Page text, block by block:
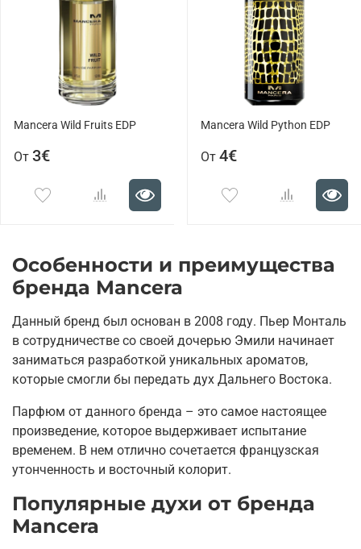
Mancera Wild Fruits EDP
От 3€
Mancera Wild Python EDP
От 4€
Особенности и преимущества
бренда Mancera
Данный бренд был основан в 2008 году. Пьер Монталь
в сотрудничестве со своей дочерью Эмили начинает
заниматься разработкой уникальных ароматов,
которые смогли бы передать дух Дальнего Востока.
Парфюм от данного бренда – это самое настоящее
произведение, которое выдерживает испытание
временем. В нем отлично сочетается французская
утонченность и восточный колорит.
Популярные духи от бренда
Mancera